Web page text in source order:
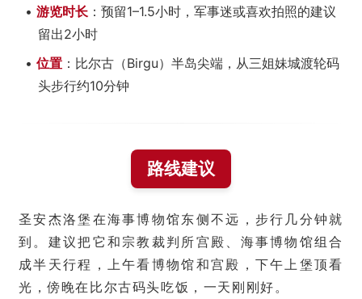
旅
游
攻
• 游览时长 ：预留1–1.5小时，军事迷或喜欢拍照的建议
留出2小时
• 位置 ：比尔古（Birgu）半岛尖端，从三姐妹城渡轮码
头步行约10分钟
路线建议
圣安杰洛堡在海事博物馆东侧不远，步行几分钟就
到。建议把它和宗教裁判所宫殿、海事博物馆组合
成半天行程，上午看博物馆和宫殿，下午上堡顶看
光，傍晚在比尔古码头吃饭，一天刚刚好。